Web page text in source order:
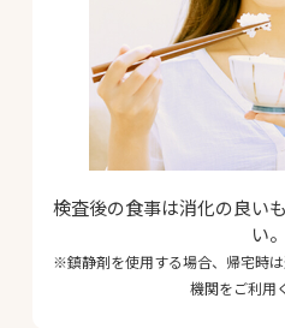
検査後の食事は消化の良い
い。
※鎮静剤を使用する場合、帰宅時
機関をご利用